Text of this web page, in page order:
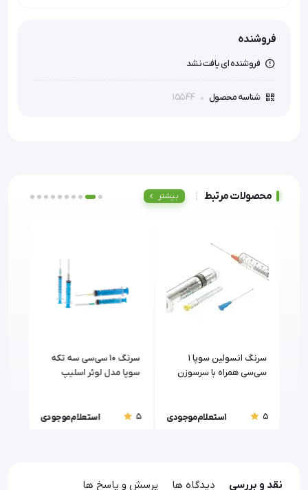
فروشنده
فروشنده ای یافت نشد
شناسه محصول 15544
محصولات مرتبط بیشتر
سرنگ انسولین سوپا 1
سی‌سی همراه با سرسوزن
5 استعلام موجودی
سرنگ 10 سی‌سی سه تکه
سوپا مدل لوئر اسلیپ
5 استعلام موجودی
نقد و بررسی دیدگاه ها پرسش و پاسخ ها